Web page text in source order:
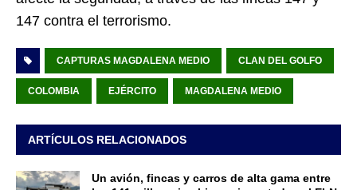
147 contra el terrorismo.
CAPTURAS MAGDALENA MEDIO CLAN DEL GOLFO
COLOMBIA EJÉRCITO MAGDALENA MEDIO
ARTÍCULOS RELACIONADOS
Un avión, fincas y carros de alta gama entre